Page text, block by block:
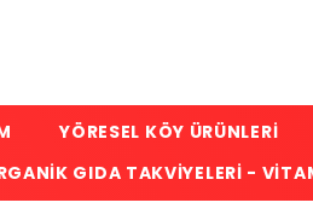
YÖRESEL KÖY ÜRÜNLERI
GIDA TAKVIYELERI -